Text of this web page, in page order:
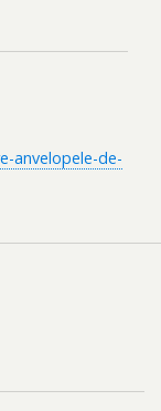
anvelopele-de-